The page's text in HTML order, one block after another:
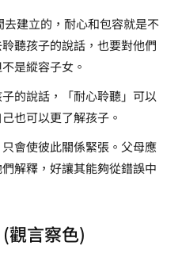
建立的，耐心和包容就是不
聽孩子的說話，也要對他們
是縱容子女。
的說話，「耐心聆聽」可以
也可以更了解孩子。
會使彼此關係緊張。父母應
解釋，好讓其能夠從錯誤中
觀言察色)